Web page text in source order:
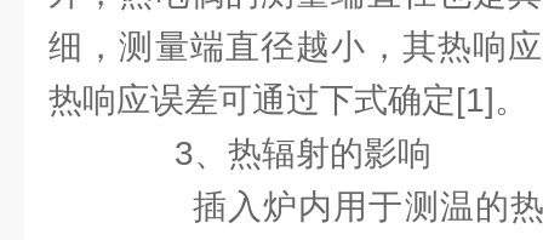
细，测量端直径越小，其热响
热响应误差可通过下式确定[1]。
3、热辐射的影响
插入炉内用于测温的热